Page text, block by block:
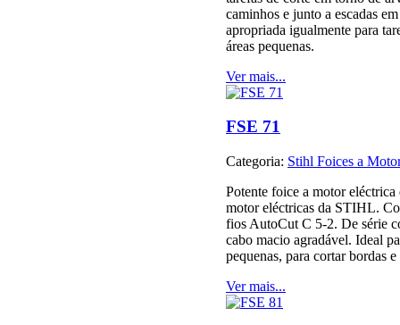
caminhos e junto a escadas
apropriada igualmente para
áreas pequenas.
Ver mais...
FSE 71
Categoria: Stihl Foices a
Potente foice a motor
motor eléctricas da STIHL.
fios AutoCut C 5-2. De série
cabo macio agradável. Ideal
pequenas, para cortar bordas
Ver mais...